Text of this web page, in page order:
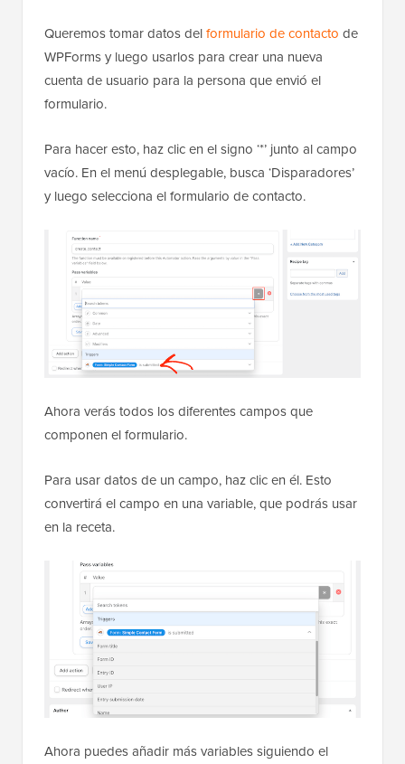
Queremos tomar datos delformulario de contacto de
WPForms y luego usarlos para crear una nueva
cuenta de usuario para la persona que envió el
formulario.
Para hacer esto, haz clic en el signo ‘*’ junto al campo
vacío. En el menú desplegable, busca ‘Disparadores’
y luego selecciona el formulario de contacto.
Ahora verás todos los diferentes campos que
componen el formulario.
Para usar datos de un campo, haz clic en él. Esto
convertirá el campo en una variable, que podrás usar
en la receta.
Ahora puedes añadir más variables siguiendo el